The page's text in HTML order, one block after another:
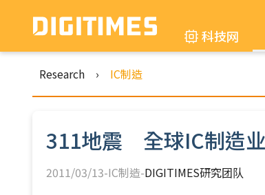
科技网
Research › IC制造
311地震 全球IC制造
2011/03/13-IC制造-DIGITIMES研究团队